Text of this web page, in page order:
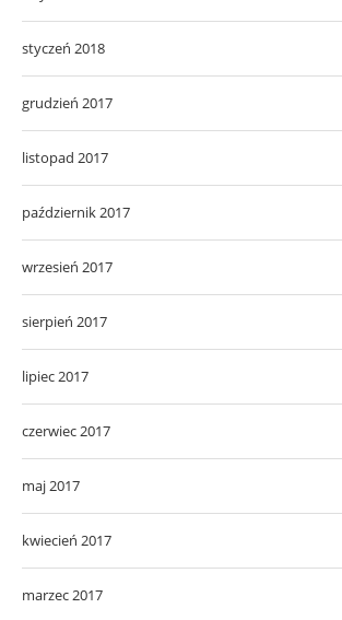
styczeń 2018
grudzień 2017
listopad 2017
październik 2017
wrzesień 2017
sierpień 2017
lipiec 2017
czerwiec 2017
maj 2017
kwiecień 2017
marzec 2017